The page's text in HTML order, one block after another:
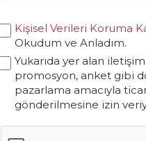
Kişisel Verileri Koruma
Okudum ve Anladım.
Yukarıda yer alan
promosyon, anket gibi
pazarlama amacıyla
gönderilmesine izin